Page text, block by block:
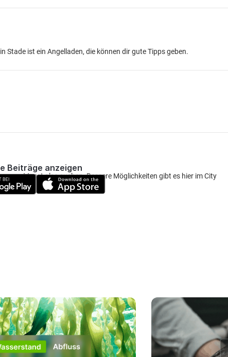
Stade ist ein Angelladen, die können dir gute Tipps geben.
Musst also suchen. Bessere Möglichkeiten gibt es hier im City
Beiträge anzeigen